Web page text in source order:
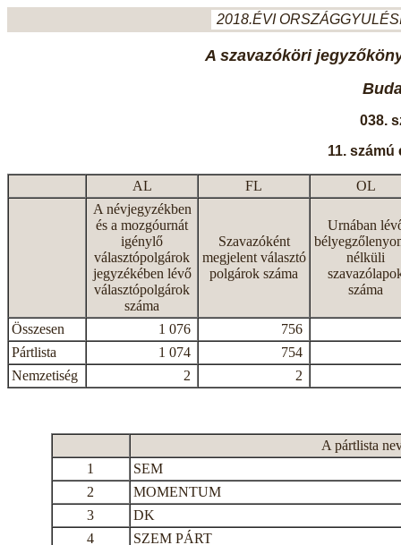
2018.ÉVI
A szavazóköri
038.
11.
AL FL
OL
A névjegyzékben
és a mozgóurnát
igénylő
választópolgárok
jegyzékében lévő
választópolgárok
száma
Szavazóként
megjelent választó
polgárok száma
Urnában
nélküli
száma
Összesen 1 076
756
Pártlista
1 074
754
Nemzetiség
2 2
A pártlista
1
SEM
2
MOMENTUM
3
DK
4
SZEM PÁRT